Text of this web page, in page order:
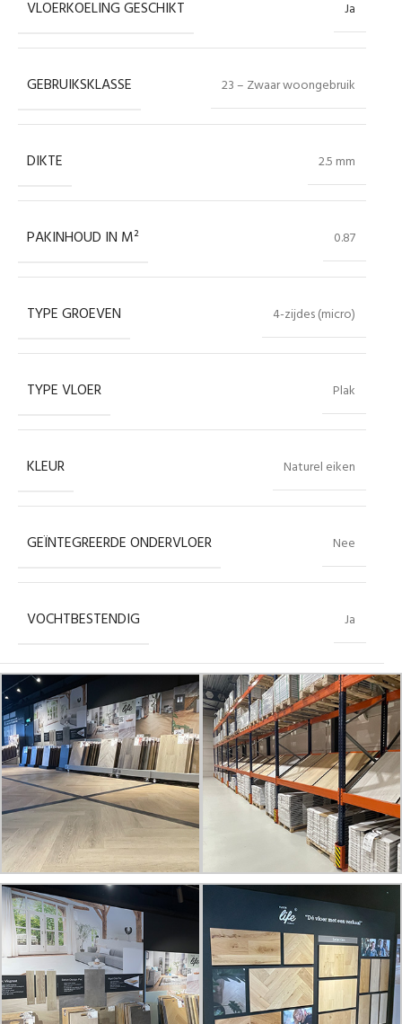
VLOERKOELING GESCHIKT Ja
GEBRUIKSKLASSE 23 – Zwaar woongebruik
DIKTE 2.5 mm
PAKINHOUD IN M² 0.87
TYPE GROEVEN 4-zijdes (micro)
TYPE VLOER Plak
KLEUR Naturel eiken
GEÏNTEGREERDE ONDERVLOER Nee
VOCHTBESTENDIG Ja